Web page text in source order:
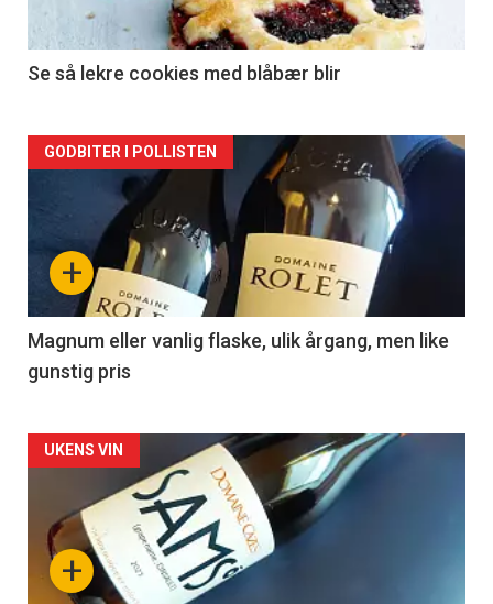
2
Se så lekre cookies med blåbær blir
Forsiden
akkurat
nå
3
+
GODBITER I POLLISTEN
Magnum eller vanlig flaske, ulik årgang, men like
gunstig pris
Forsiden
akkurat
nå+
UKENS VIN